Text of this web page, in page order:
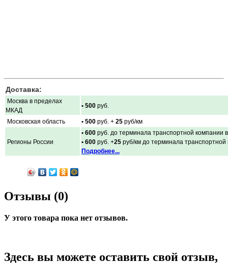
Доставка:
Москва в пределах
МКАД
• 500 руб.
Московская область • 500 руб. + 25 руб/км
Регионы России
• 600 руб. до терминала транспортной компании
• 600 руб. +25 руб/км до терминала
Подробнее...
Отзывы (0)
У этого товара пока нет отзывов.
Здесь вы можете оставить свой отзыв,